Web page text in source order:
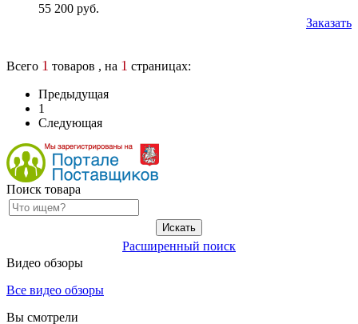
55 200 руб.
Заказать
Всего 1 товаров , на 1 страницах:
Предыдущая
1
Следующая
Поиск товара
Расширенный поиск
Видео обзоры
Все видео обзоры
Вы смотрели